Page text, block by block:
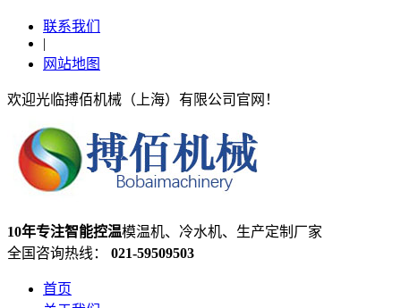
联系我们
|
网站地图
欢迎光临搏佰机械（上海）有限公司官网！
10年专注智能控温模温机、冷水机、生产定制厂家
全国咨询热线： 021-59509503
首页